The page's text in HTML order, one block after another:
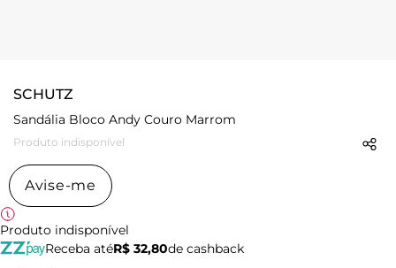
SCHUTZ
Sandália Bloco Andy Couro Marrom
Produto indisponível
Avise-me
Produto indisponível
Receba atéR$ 32,80de cashback